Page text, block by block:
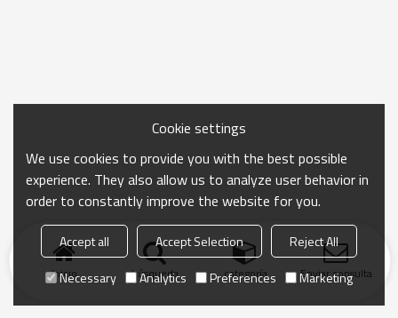
Inicio búsqueda categoría Enviar consulta
Cookie settings
We use cookies to provide you with the best possible
experience. They also allow us to analyze user behavior in
order to constantly improve the website for you.
Accept all Accept Selection
Reject All
Necessary
Analytics Preferences Marketing